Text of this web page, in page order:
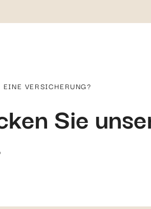
VERSICHERUNG?
Sie